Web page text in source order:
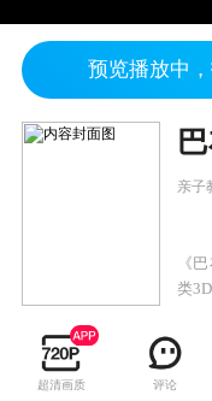
预览播放中
亲子
《
类
主，
讲
事
超清画质 评论